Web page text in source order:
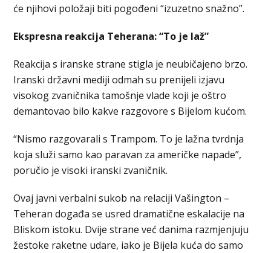
će njihovi položaji biti pogođeni “izuzetno snažno”.
Ekspresna reakcija Teherana: “To je laž”
Reakcija s iranske strane stigla je neubičajeno brzo.
Iranski državni mediji odmah su prenijeli izjavu
visokog zvaničnika tamošnje vlade koji je oštro
demantovao bilo kakve razgovore s Bijelom kućom.
“Nismo razgovarali s Trampom. To je lažna tvrdnja
koja služi samo kao paravan za američke napade”,
poručio je visoki iranski zvaničnik.
Ovaj javni verbalni sukob na relaciji Vašington –
Teheran događa se usred dramatične eskalacije na
Bliskom istoku. Dvije strane već danima razmjenjuju
žestoke raketne udare, iako je Bijela kuća do samo